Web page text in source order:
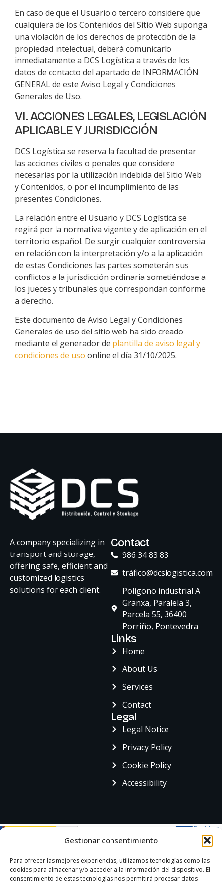
Gestionar consentimiento
Para ofrecer las mejores experiencias, utilizamos tecnologías como las
cookies para almacenar y/o acceder a la información del dispositivo. El
consentimiento de estas tecnologías nos permitirá procesar datos
En caso de que el Usuario o tercero considere que
cualquiera de los Contenidos del Sitio Web suponga
una violación de los derechos de protección de la
propiedad intelectual, deberá comunicarlo
inmediatamente a DCS Logística a través de los
datos de contacto del apartado de INFORMACIÓN
GENERAL de este Aviso Legal y Condiciones
Generales de Uso.
VI. ACCIONES LEGALES, LEGISLACIÓN
APLICABLE Y JURISDICCIÓN
DCS Logística se reserva la facultad de presentar
las acciones civiles o penales que considere
necesarias por la utilización indebida del Sitio Web
y Contenidos, o por el incumplimiento de las
presentes Condiciones.
La relación entre el Usuario y DCS Logística se
regirá por la normativa vigente y de aplicación en el
territorio español. De surgir cualquier controversia
en relación con la interpretación y/o a la aplicación
de estas Condiciones las partes someterán sus
conflictos a la jurisdicción ordinaria sometiéndose a
los jueces y tribunales que correspondan conforme
a derecho.
Este documento de Aviso Legal y Condiciones
Generales de uso del sitio web ha sido creado
mediante el generador de plantilla de aviso legal y
condiciones de uso online el día 31/10/2025.
ChatGPT
Plus
A company specializing in
transport and storage,
offering safe, efficient and
customized logistics
solutions for each client.
Links
Home
About Us
Services
Contact
Legal
Legal Notice
Privacy Policy
Cookie Policy
Accessibility
Contact
986 34 83 83
tráfico@dcslogistica.com
Polígono industrial A
Granxa, Paralela 3,
Parcela 55, 36400
Porriño, Pontevedra